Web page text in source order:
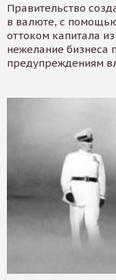
Правительство
в валюте, с
оттоком капитала
нежелание бизнеса
предупреждениям